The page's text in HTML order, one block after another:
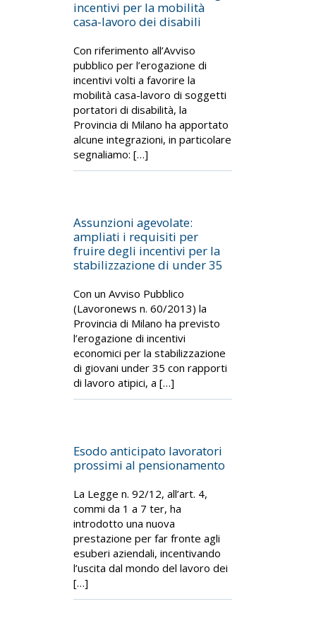
incentivi per la mobilità
casa-lavoro dei disabili
Con riferimento all’Avviso
pubblico per l’erogazione di
incentivi volti a favorire la
mobilità casa-lavoro di soggetti
portatori di disabilità, la
Provincia di Milano ha apportato
alcune integrazioni, in particolare
segnaliamo: […]
Assunzioni agevolate:
ampliati i requisiti per
fruire degli incentivi per la
stabilizzazione di under 35
Con un Avviso Pubblico
(Lavoronews n. 60/2013) la
Provincia di Milano ha previsto
l’erogazione di incentivi
economici per la stabilizzazione
di giovani under 35 con rapporti
di lavoro atipici, a […]
Esodo anticipato lavoratori
prossimi al pensionamento
La Legge n. 92/12, all’art. 4,
commi da 1 a 7 ter, ha
introdotto una nuova
prestazione per far fronte agli
esuberi aziendali, incentivando
l’uscita dal mondo del lavoro dei
[…]